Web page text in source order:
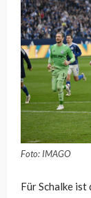
Foto: IMAGO
Für Schalke